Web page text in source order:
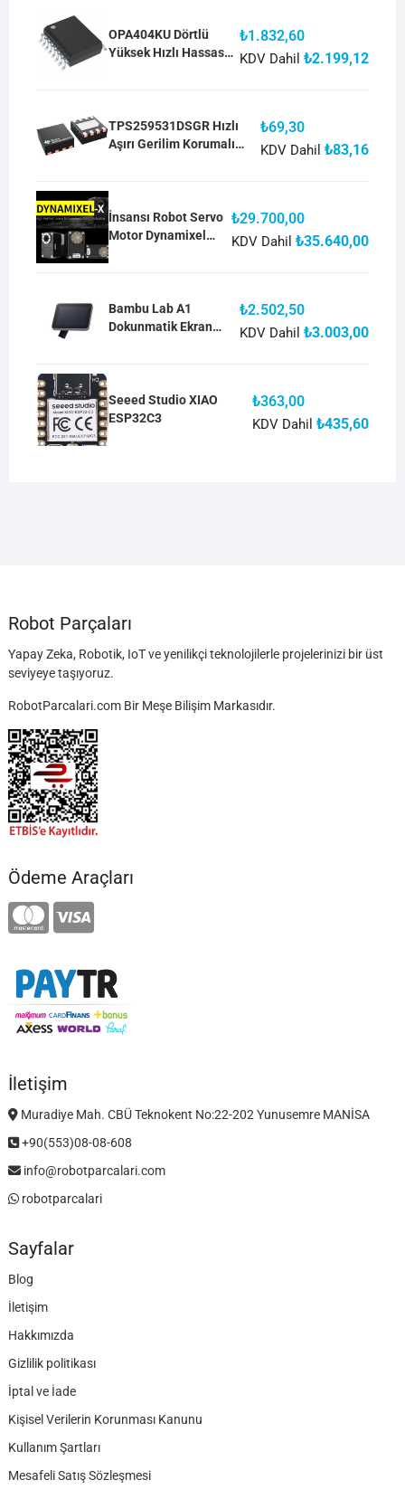
OPA404KU Dörtlü
Yüksek Hızlı Hassas
₺1.832,60
KDV Dahil ₺2.199,12
TPS259531DSGR Hızlı
Aşırı Gerilim Korumalı
₺69,30
KDV Dahil ₺83,16
İnsansı Robot Servo
Motor Dynamixel
XH430-W350-R RS-
₺29.700,00
KDV Dahil ₺35.640,00
Bambu Lab A1
Dokunmatik Ekran
₺2.502,50
KDV Dahil ₺3.003,00
Seeed Studio XIAO
ESP32C3
₺363,00
KDV Dahil ₺435,60
Robot Parçaları
Yapay Zeka, Robotik, IoT ve yenilikçi teknolojilerle projelerinizi bir üst
seviyeye taşıyoruz.
RobotParcalari.com Bir Meşe Bilişim Markasıdır.
Ödeme Araçları
İletişim
Muradiye Mah. CBÜ Teknokent No:22-202 Yunusemre MANİSA
+90(553)08-08-608
info@robotparcalari.com
robotparcalari
Sayfalar
Blog
İletişim
Hakkımızda
Gizlilik politikası
İptal ve İade
Kişisel Verilerin Korunması Kanunu
Kullanım Şartları
Mesafeli Satış Sözleşmesi